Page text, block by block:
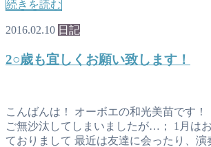
続きを読む
2016.02.10 日記
2○歳も宜しくお願い致します！
こんばんは！ オーボエの和光美苗です！
ご無沙汰してしまいましたが…； 1月は
ておりまして 最近は友達に会ったり、演